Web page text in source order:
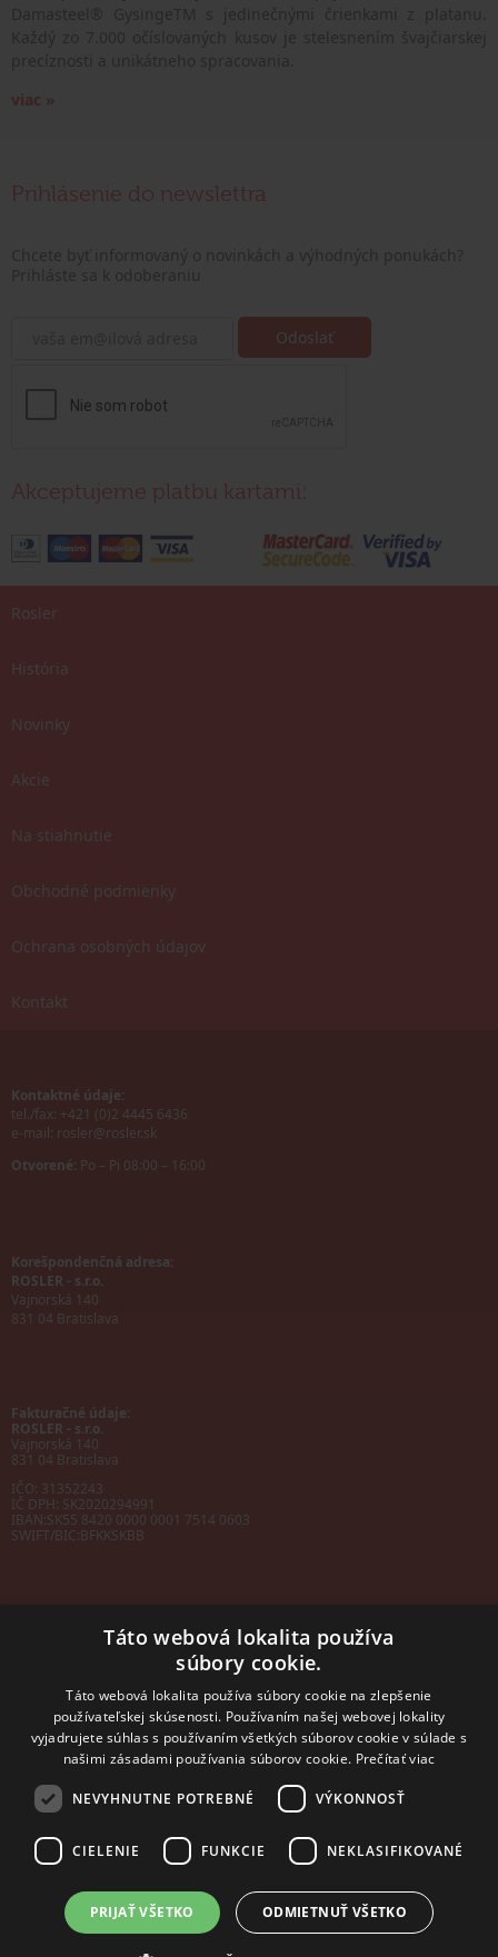
viac »
Prihlásenie do newslettra
Akceptujeme platbu kartami:
Rosler
História
Novinky
Akcie
Na stiahnutie
Obchodné podmienky
Ochrana osobných údajov
Kontakt
Kontaktné údaje:
tel./fax: +421 (0)2 4445 6436
e-mail: rosler@rosler.sk
Otvorené: Po – Pi 08:00 – 16:00
Korešpondenčná adresa:
ROSLER - s.r.o.
Vajnorská 140
831 04 Bratislava
Fakturačné údaje:
ROSLER - s.r.o.
Vajnorská 140
831 04 Bratislava
IČO: 31352243
IČ DPH: SK2020294991
IBAN:SK55 8420 0000 0001 7514 0603
SWIFT/BIC:BFKKSKBB
sales@rosler.sk
Regionálni zástupcovia
Západ a stred:
+421 903 728 402
Východ
mobil: +421 901 728 409
2014 - 2026 © ROSLER s.r.o.
Tvorba web stránok
aredakčný systém odAlejTech, spol. s r.o.
Táto webová lokalita používa
súbory cookie.
Táto webová lokalita používa súbory cookie na zlepšenie
používateľskej skúsenosti. Používaním našej webovej lokality
vyjadrujete súhlas s používaním všetkých súborov cookie v súlade s
našimi zásadami používania súborov cookie. Prečítať viac
NEVYHNUTNE POTREBNÉ VÝKONNOSŤ
CIELENIE FUNKCIE NEKLASIFIKOVANÉ
PRIJAŤ VŠETKO ODMIETNUŤ VŠETKO